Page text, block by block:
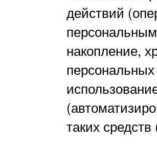
действий
накопление,
таких